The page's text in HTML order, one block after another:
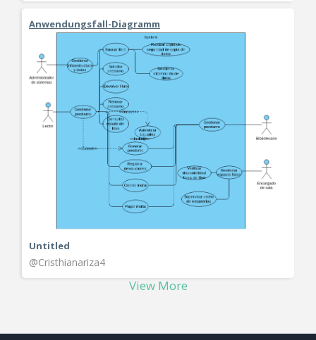
Anwendungsfall-Diagramm
Untitled
@Cristhianariza4
View More